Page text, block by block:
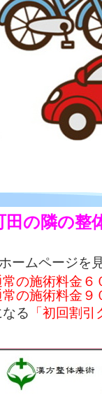
田の隣の整
ホームページを
常の施術料金
常の施術料金
なる 「初回割